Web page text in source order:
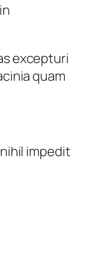
excepturi
quam
impedit